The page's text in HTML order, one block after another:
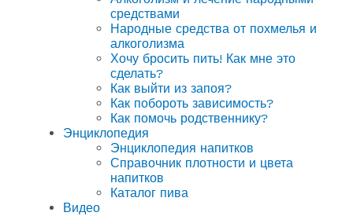
средствами
Народные средства от похмелья и
алкоголизма
Хочу бросить пить! Как мне это
сделать?
Как выйти из запоя?
Как побороть зависимость?
Как помочь родственнику?
Энциклопедия
Энциклопедия напитков
Справочник плотности и цвета
напитков
Каталог пива
Видео